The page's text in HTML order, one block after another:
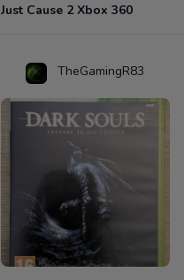
Just Cause 2 Xbox 360
TheGamingR83